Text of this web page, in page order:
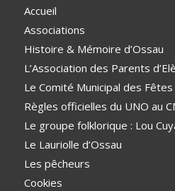
Accueil
Associations
Histoire & Mémoire d’Ossau
L’Association des Parents
Le Comité Municipal des
Règles officielles du UNO au
Le groupe folklorique : Lou
Le Lauriolle d’Ossau
Les pêcheurs
Cookies